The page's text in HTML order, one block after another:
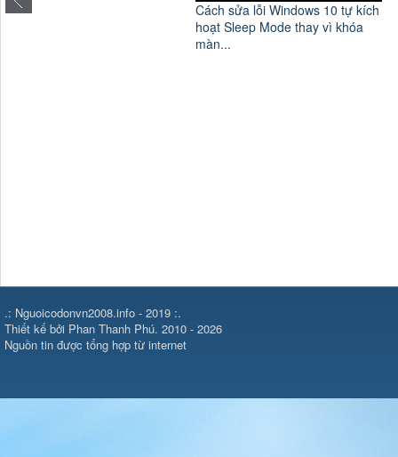
Cách sửa lỗi Windows 10 tự kích
hoạt Sleep Mode thay vì khóa
màn...
.: Nguoicodonvn2008.info - 2019 :.
Thiết kế bởi Phan Thanh Phú. 2010 - 2026
Nguồn tin được tổng hợp từ internet